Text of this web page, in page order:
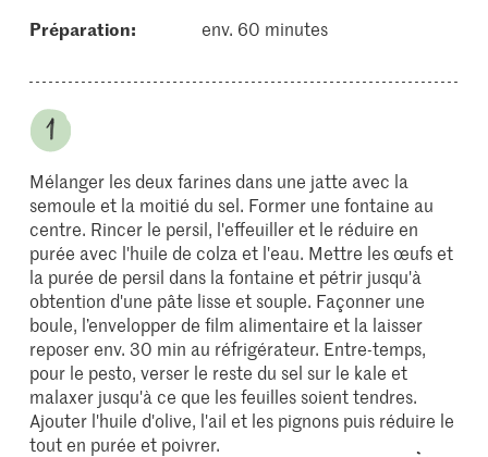
Préparation: env. 60 minutes
Mélanger les deux farines dans une jatte avec la
semoule et la moitié du sel. Former une fontaine au
centre. Rincer le persil, l'effeuiller et le réduire en
purée avec l'huile de colza et l'eau. Mettre les œufs et
la purée de persil dans la fontaine et pétrir jusqu'à
obtention d'une pâte lisse et souple. Façonner une
boule, l’envelopper de film alimentaire et la laisser
reposer env. 30 min au réfrigérateur. Entre-temps,
pour le pesto, verser le reste du sel sur le kale et
malaxer jusqu'à ce que les feuilles soient tendres.
Ajouter l'huile d'olive, l'ail et les pignons puis réduire le
tout en purée et poivrer.